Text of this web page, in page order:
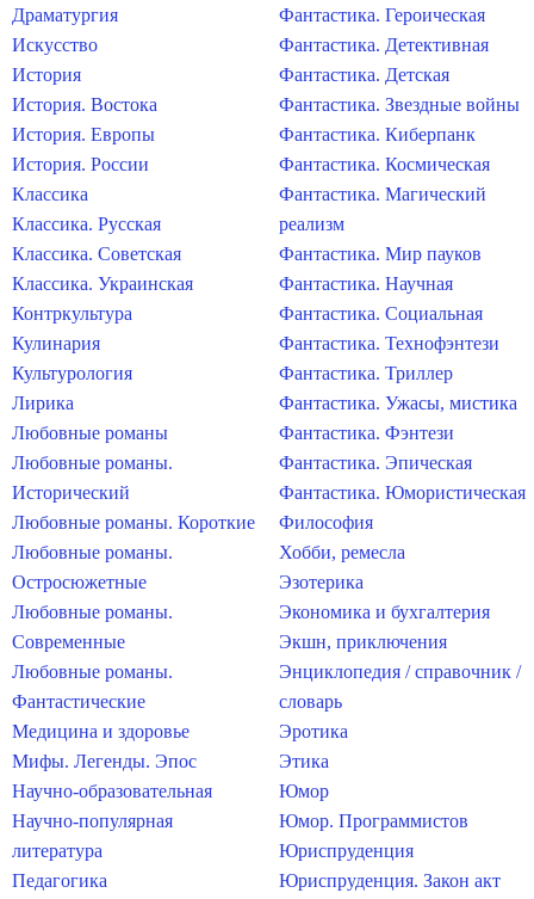
Драматургия
Искусство
История
История. Востока
История. Европы
История. России
Классика
Классика. Русская
Классика. Советская
Классика. Украинская
Контркультура
Кулинария
Культурология
Лирика
Любовные романы
Любовные романы.
Исторический
Любовные романы. Короткие
Любовные романы.
Остросюжетные
Любовные романы.
Современные
Любовные романы.
Фантастические
Медицина и здоровье
Мифы. Легенды. Эпос
Научно-образовательная
Научно-популярная
литература
Педагогика
Фантастика. Героическая
Фантастика. Детективная
Фантастика. Детская
Фантастика. Звездные войны
Фантастика. Киберпанк
Фантастика. Космическая
Фантастика. Магический
реализм
Фантастика. Мир пауков
Фантастика. Научная
Фантастика. Социальная
Фантастика. Технофэнтези
Фантастика. Триллер
Фантастика. Ужасы, мистика
Фантастика. Фэнтези
Фантастика. Эпическая
Фантастика. Юмористическая
Философия
Хобби, ремесла
Эзотерика
Экономика и бухгалтерия
Экшн, приключения
Энциклопедия / справочник /
словарь
Эротика
Этика
Юмор
Юмор. Программистов
Юриспруденция
Юриспруденция. Закон акт